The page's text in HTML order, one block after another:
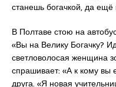
станешь богачкой, да ещё
В Полтаве стою на
«Вы на Велику Богачку?
светловолосая женщина
спрашивает: «А к кому вы
друга. «Я новая